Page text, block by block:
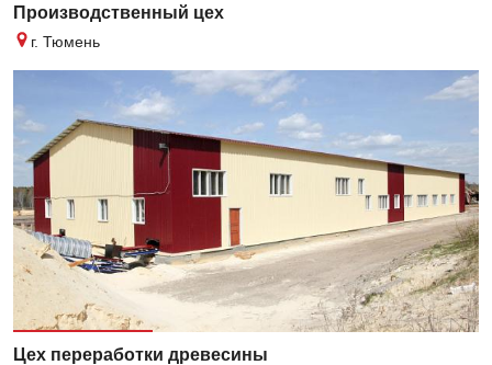
Производственный цех
г. Тюмень
Цех переработки древесины